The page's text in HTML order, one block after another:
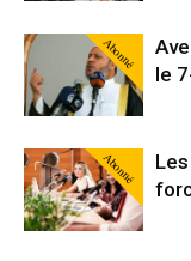
Abonné
le
Abonné